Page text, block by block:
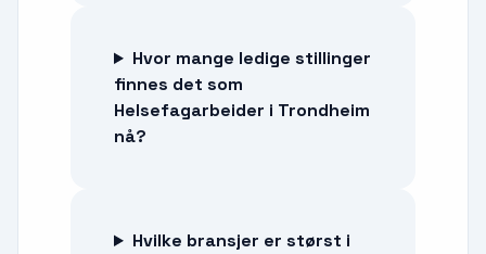
Hvor mange ledige stillinger
finnes det som
Helsefagarbeider i Trondheim
nå?
Hvilke bransjer er størst i